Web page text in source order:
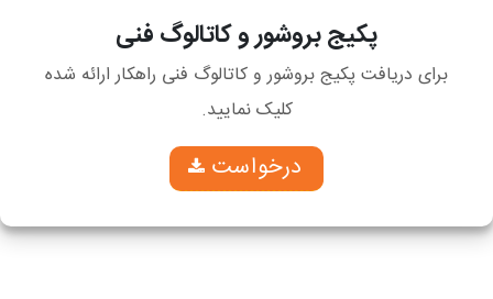
پکیج بروشور و کاتالوگ فنی
برای دریافت پکیج بروشور و کاتالوگ فنی راهکار ارائه شده
کلیک نمایید.
درخواست